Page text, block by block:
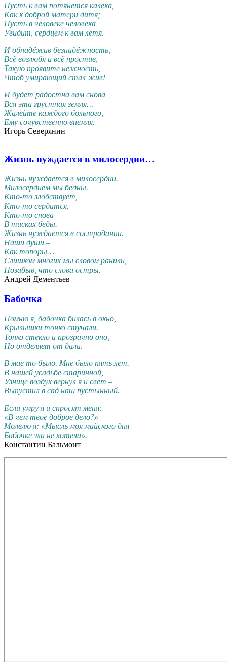
Пусть к вам потянется калека,
Как к доброй матери дитя;
Пусть в человеке человека
Увидит, сердцем к вам летя.
И обнадёжив безнадёжность,
Всё возлюбя и всё простив,
Такую проявите нежность,
Чтоб умирающий стал жив!
И будет радостна вам снова
Вся эта грустная земля…
Жалейте каждого больного,
Ему сочувственно внемля.
Игорь Северянин
Жизнь нуждается в милосердии…
Жизнь нуждается в милосердии.
Милосердием мы бедны.
Кто-то злобствует,
Кто-то сердится,
Кто-то снова
В тисках беды.
Жизнь нуждается в сострадании.
Наши души –
Как топоры…
Слишком многих мы словом ранили,
Позабыв, что слова остры.
Андрей Дементьев
Бабочка
Помню я, бабочка билась в окно,
Крылышки тонко стучали.
Тонко стекло и прозрачно оно,
Но отделяет от дали.
В мае то было. Мне было пять лет.
В нашей усадьбе старинной,
Узнице воздух вернул я и свет –
Выпустил в сад наш пустынный.
Если умру я и спросят меня:
«В чем твое доброе дело?»
Молвлю я: «Мысль моя майского дня
Бабочке зла не хотела».
Константин Бальмонт